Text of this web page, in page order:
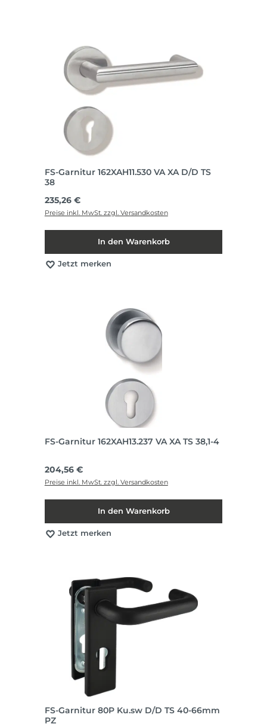
FS-Garnitur 162XAH11.530 VA XA D/D TS
38
Regulärer Preis:
235,26 €
Preise inkl. MwSt. zzgl. Versandkosten
In den Warenkorb
Jetzt merken
FS-Garnitur 162XAH13.237 VA XA TS 38,1-4
Regulärer Preis:
204,56 €
Preise inkl. MwSt. zzgl. Versandkosten
In den Warenkorb
Jetzt merken
FS-Garnitur 80P Ku.sw D/D TS 40-66mm
PZ